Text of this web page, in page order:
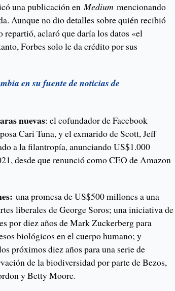
una publicación enMedium mencionando
Aunque no dio detalles sobre quién recibió
repartió, aclaró que daría los datos «el
Forbes solo le da crédito por sus
en su fuente de noticias de
nuevas: el cofundador de Facebook
Cari Tuna, y el exmarido de Scott, Jeff
a la filantropía, anunciando US$1.000
desde que renunció como CEO de Amazon
una promesa de US$500 millones a una
liberales de George Soros; una iniciativa de
por diez años de Mark Zuckerberg para
biológicos en el cuerpo humano; y
próximos diez años para una serie de
de la biodiversidad por parte de Bezos,
y Betty Moore.